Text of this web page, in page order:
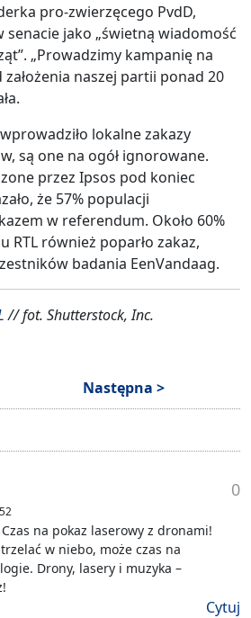
pro-zwierzęcego PvdD,
senacie jako „świetną wiadomość
„Prowadzimy kampanię na
naszej partii ponad 20
lokalne zakazy
są one na ogół ignorowane.
przez Ipsos pod koniec
że 57% populacji
w referendum. Około 60%
RTL również poparło zakaz,
badania EenVandaag.
// fot. Shutterstock, Inc.
Następna >
0
na pokaz laserowy z dronami!
w niebo, może czas na
Drony, lasery i muzyka –
Cytuj